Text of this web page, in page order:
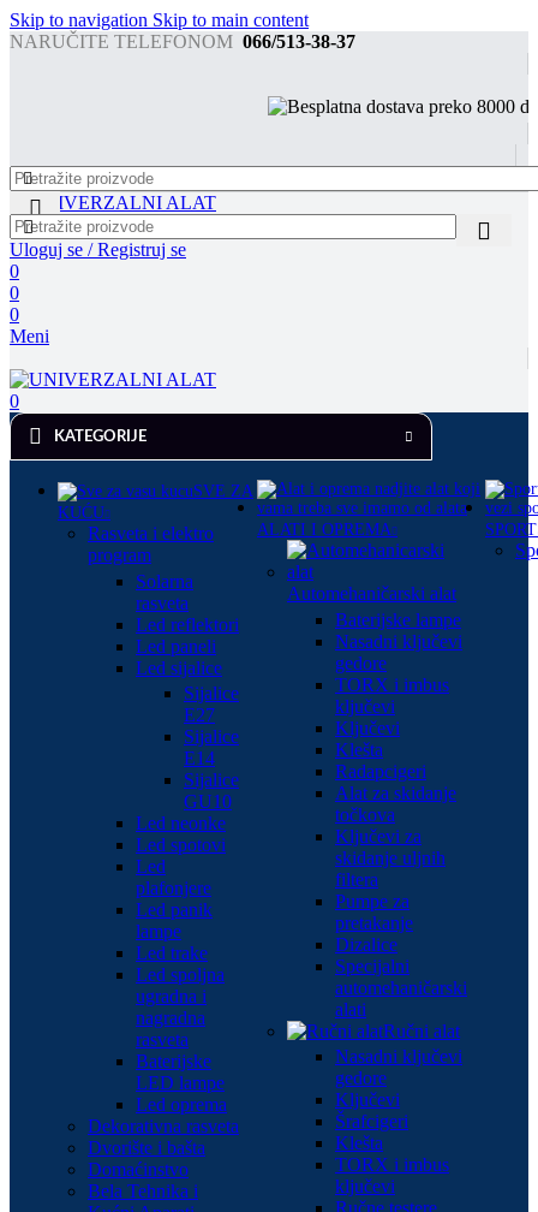
Skip to navigation Skip to main content
NARUČITE TELEFONOM 066/513-38-37
Uloguj se / Registruj se
0
0
0
Meni
0
KATEGORIJE
SVE ZA
KUĆU
Rasveta i elektro
program
Solarna
rasveta
Led reflektori
Led paneli
Led sijalice
Sijalice
E27
Sijalice
E14
Sijalice
GU10
Led neonke
Led spotovi
Led
plafonjere
Led panik
lampe
Led trake
Led spoljna
ugradna i
nagradna
rasveta
Baterijske
LED lampe
Led oprema
Dekorativna rasveta
Dvorište i bašta
Domaćinstvo
Bela Tehnika i
ALATI I OPREMA
Automehaničarski alat
Baterijske lampe
Nasadni ključevi
gedore
TORX i imbus
ključevi
Ključevi
Klešta
Radapcigeri
Alat za skidanje
točkova
Ključevi za
skidanje uljnih
filtera
Pumpe za
pretakanje
Dizalice
Specijalni
automehaničarski
alati
Ručni alat
Nasadni ključevi
gedore
Ključevi
Šrafcigeri
Klešta
TORX i imbus
ključevi
Ručne testere